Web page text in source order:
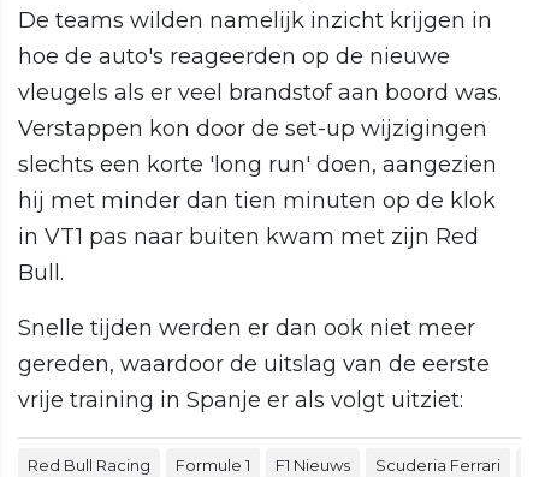
De teams wilden namelijk inzicht krijgen in
hoe de auto's reageerden op de nieuwe
vleugels als er veel brandstof aan boord was.
Verstappen kon door de set-up wijzigingen
slechts een korte 'long run' doen, aangezien
hij met minder dan tien minuten op de klok
in VT1 pas naar buiten kwam met zijn Red
Bull.
Snelle tijden werden er dan ook niet meer
gereden, waardoor de uitslag van de eerste
vrije training in Spanje er als volgt uitziet:
Red Bull Racing Formule 1 F1 Nieuws Scuderia Ferrari